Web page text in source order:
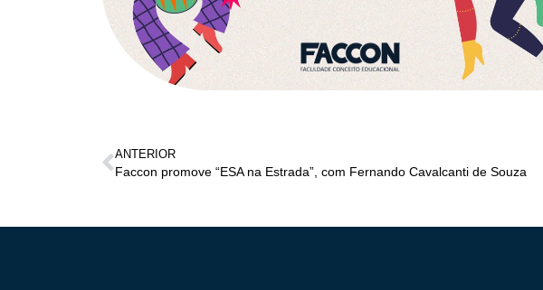
ANTERIOR
Faccon promove “ESA na Estrada”, com Fernando Cavalcanti de Souza